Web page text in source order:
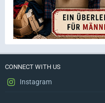
CONNECT WITH US
Instagram